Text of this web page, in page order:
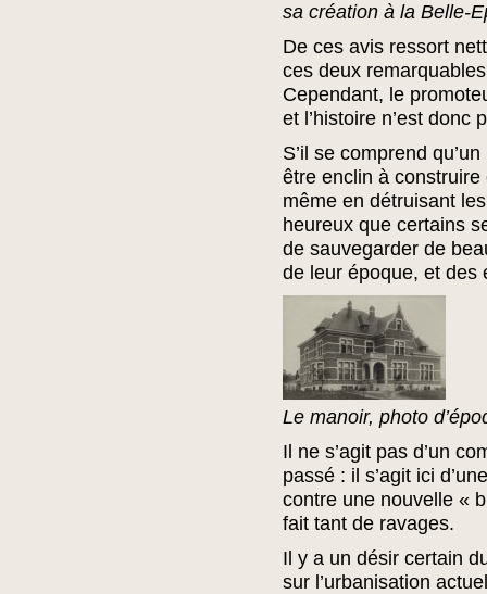
sa création à la Belle-
De ces avis ressort
ces deux
Cependant, le
et l’histoire n’est donc
S’il se comprend
être enclin à
même en détruisant
heureux que certains
de sauvegarder de
de leur époque, et des
Le manoir, photo
Il ne s’agit pas d’un
passé : il s’agit ici
contre une nouvelle «
fait tant de ravages.
Il y a un désir certain
sur l’urbanisation